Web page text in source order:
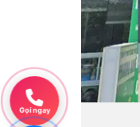
Gọi ngay